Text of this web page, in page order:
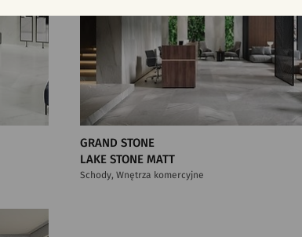
GRAND STONE
LAKE STONE MATT
Schody, Wnętrza komercyjne